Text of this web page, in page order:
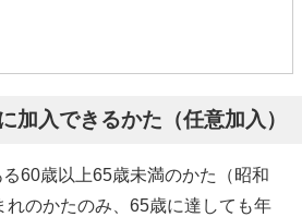
加入できるかた（任意加入）
60歳以上65歳未満のかた（昭和
れのかたのみ、65歳に達しても年